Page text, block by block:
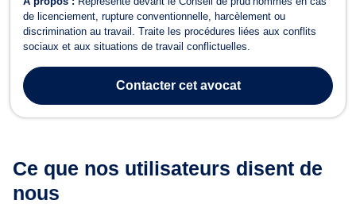
de licenciement, rupture conventionnelle, harcèlement ou
discrimination au travail. Traite les procédures liées aux conflits
sociaux et aux situations de travail conflictuelles.
Contactercet avocat
Ce que nos utilisateurs disent de
nous